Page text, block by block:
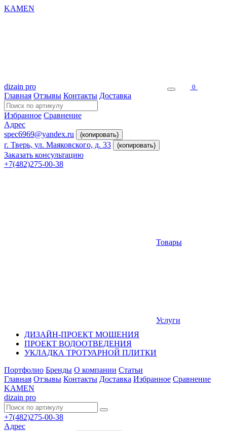
KAMEN
dizain pro 0
Главная Отзывы Контакты Доставка
Избранное Сравнение
Адрес
spec6969@yandex.ru
(копировать)
г. Тверь, ул. Маяковского, д. 33 (копировать)
Заказать консультацию
+7(482)275-00-38
Товары
Услуги
ДИЗАЙН-ПРОЕКТ МОЩЕНИЯ
ПРОЕКТ ВОДООТВЕДЕНИЯ
УКЛАДКА ТРОТУАРНОЙ ПЛИТКИ
Портфолио Бренды О компании Статьи
Главная Отзывы Контакты Доставка Избранное Сравнение
KAMEN
dizain pro
+7(482)275-00-38
Адрес